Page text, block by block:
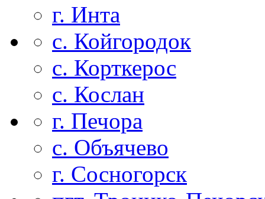
г. Инта
с. Койгородок
с. Корткерос
с. Кослан
г. Печора
с. Объячево
г. Сосногорск